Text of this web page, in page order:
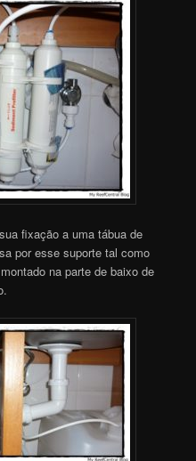
fixação a uma tábua de
por esse suporte tal como
na parte de baixo de